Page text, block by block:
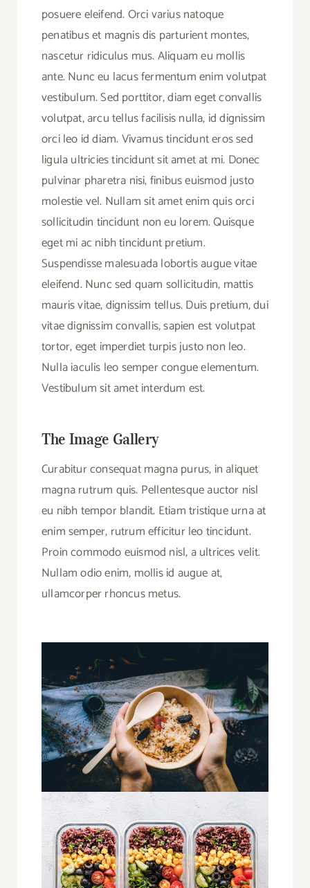
posuere eleifend. Orci varius natoque
penatibus et magnis dis parturient montes,
nascetur ridiculus mus. Aliquam eu mollis
ante. Nunc eu lacus fermentum enim volutpat
vestibulum. Sed porttitor, diam eget convallis
volutpat, arcu tellus facilisis nulla, id dignissim
orci leo id diam. Vivamus tincidunt eros sed
ligula ultricies tincidunt sit amet at mi. Donec
pulvinar pharetra nisi, finibus euismod justo
molestie vel. Nullam sit amet enim quis orci
sollicitudin tincidunt non eu lorem. Quisque
eget mi ac nibh tincidunt pretium.
Suspendisse malesuada lobortis augue vitae
eleifend. Nunc sed quam sollicitudin, mattis
mauris vitae, dignissim tellus. Duis pretium, dui
vitae dignissim convallis, sapien est volutpat
tortor, eget imperdiet turpis justo non leo.
Nulla iaculis leo semper congue elementum.
Vestibulum sit amet interdum est.
The Image Gallery
Curabitur consequat magna purus, in aliquet
magna rutrum quis. Pellentesque auctor nisl
eu nibh tempor blandit. Etiam tristique urna at
enim semper, rutrum efficitur leo tincidunt.
Proin commodo euismod nisl, a ultrices velit.
Nullam odio enim, mollis id augue at,
ullamcorper rhoncus metus.